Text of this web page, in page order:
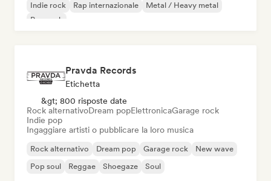
Indie rock
Rap internazionale
Metal / Heavy metal
Pop rock
Pravda Records
Etichetta
&gt; 800 risposte date
Rock alternativoDream popElettronicaGarage rock
Indie pop
Ingaggiare artisti o pubblicare la loro musica
Rock alternativo Dream pop Garage rock
New wave
Pop soul
Reggae Shoegaze Soul